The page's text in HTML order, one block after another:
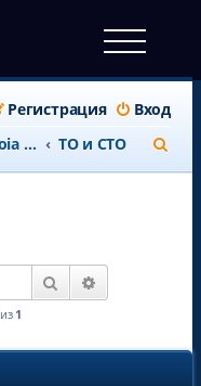
Вход
Регистрация
Тоyota Sequoia c 2008 года ТО и СТО
о
Поиск
из 1